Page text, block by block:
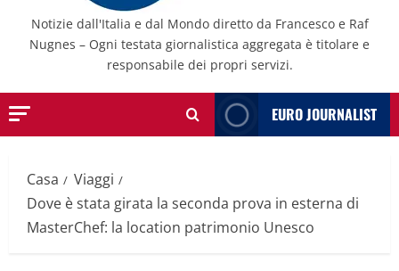
Notizie dall'Italia e dal Mondo diretto da Francesco e Raf
Nugnes – Ogni testata giornalistica aggregata è titolare e
responsabile dei propri servizi.
EURO JOURNALIST
Casa
Viaggi
Dove è stata girata la seconda prova in esterna di
MasterChef: la location patrimonio Unesco